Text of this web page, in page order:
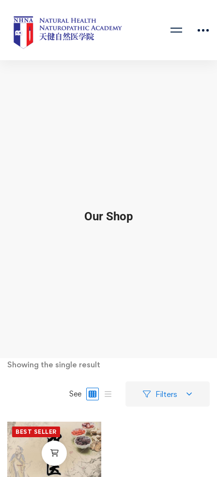
Our Shop
Showing the single result
See Filters
BEST SELLER